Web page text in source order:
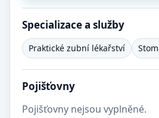
Specializace a služby
Praktické zubní lékařství
Pojišťovny
Pojišťovny nejsou vyplněné.